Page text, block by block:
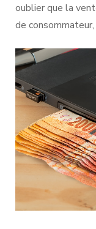
oublier que la
de